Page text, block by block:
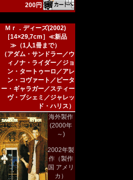
200円
Ｍｒ．ディーズ(2002)
［14×29,7cm］≪新品
≫（1人1冊まで）
（アダム・サンドラー／ウ
ィノナ・ライダー／ジョ
ン・タートゥーロ／アレ
ン・コヴァート／ピータ
ー・ギャラガー／スティー
ヴ・ブシェミ／ジャレッ
ド・ハリス）
海外製作
(2000年
～)
2002年製
作（製作
国 アメリ
カ）